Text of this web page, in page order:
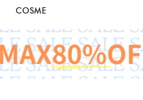
COSME